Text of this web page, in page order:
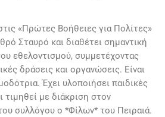
«Πρώτες Βοήθειες για Πολίτες»
Σταυρό και διαθέτει σημαντική
εθελοντισμού, συμμετέχοντας
δράσεις και οργανώσεις. Είναι
Έχει υλοποιήσει παιδικές
τιμηθεί με διάκριση στον
συλλόγου ο *Φίλων* του Πειραιά.